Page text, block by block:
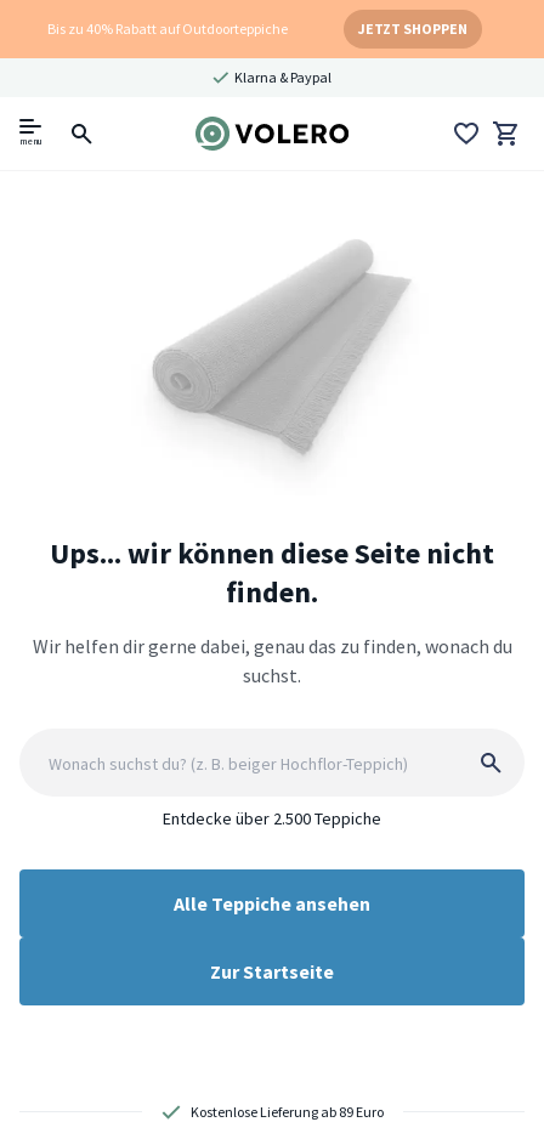
Bis zu 40% Rabatt auf Outdoorteppiche JETZT SHOPPEN
Klarna & Paypal
menu
Ups... wir können diese Seite nicht
finden.
Wir helfen dir gerne dabei, genau das zu finden, wonach du
suchst.
Entdecke über 2.500 Teppiche
Alle Teppiche ansehen
Zur Startseite
Kostenlose Lieferung ab 89 Euro